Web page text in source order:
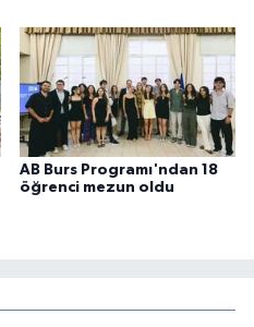
AB Burs Programı'ndan 18
öğrenci mezun oldu